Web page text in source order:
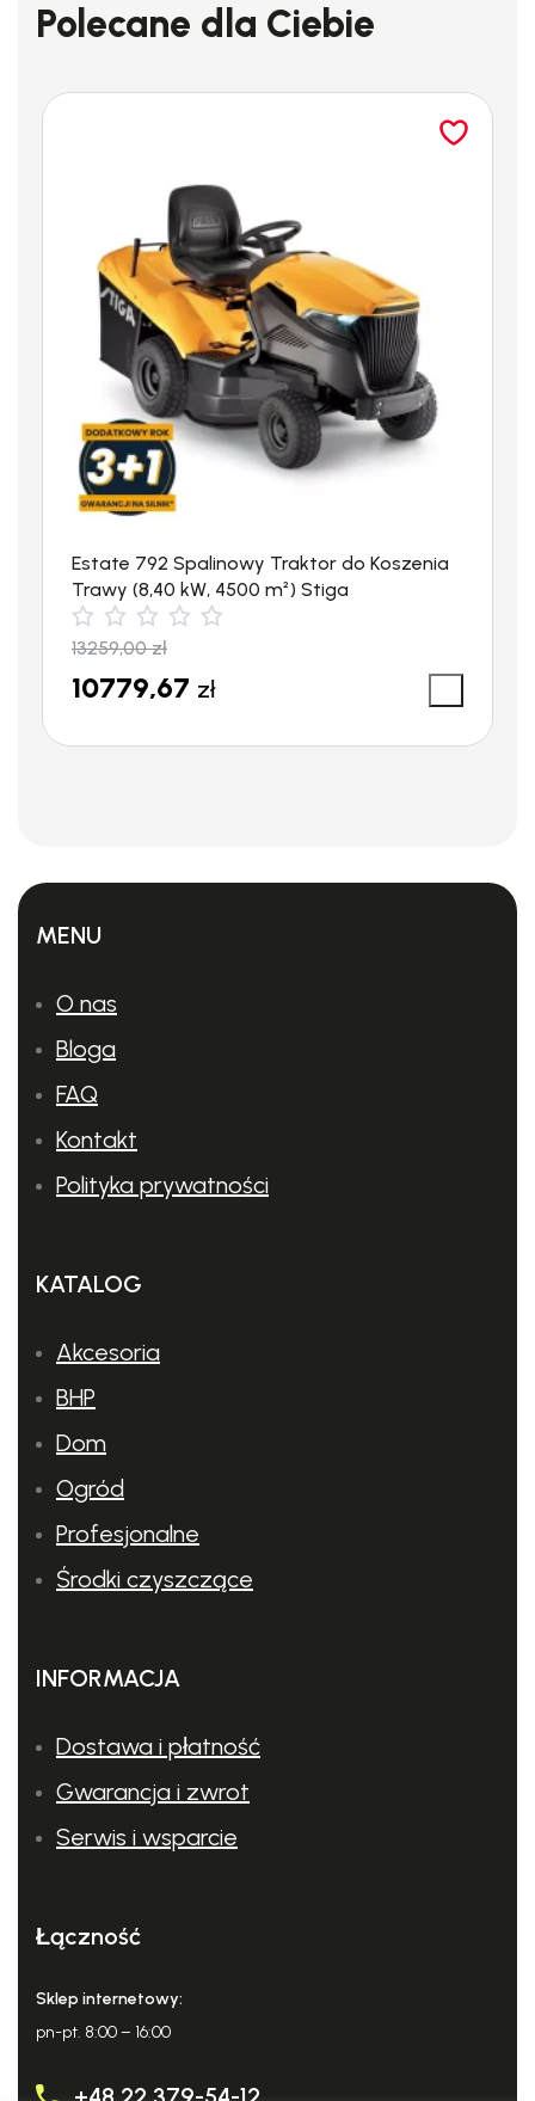
Polecane dla Ciebie
Estate 792 Spalinowy Traktor do Koszenia
Trawy (8,40 kW, 4500 m²) Stiga
13259,00zł
10779,67 zł
MENU
O nas
Bloga
FAQ
Kontakt
Polityka prywatności
KATALOG
Akcesoria
BHP
Dom
Ogród
Profesjonalne
Środki czyszczące
INFORMACJA
Dostawa i płatność
Gwarancja i zwrot
Serwis i wsparcie
Łączność
Sklep internetowy:
pn-pt. 8:00 – 16:00